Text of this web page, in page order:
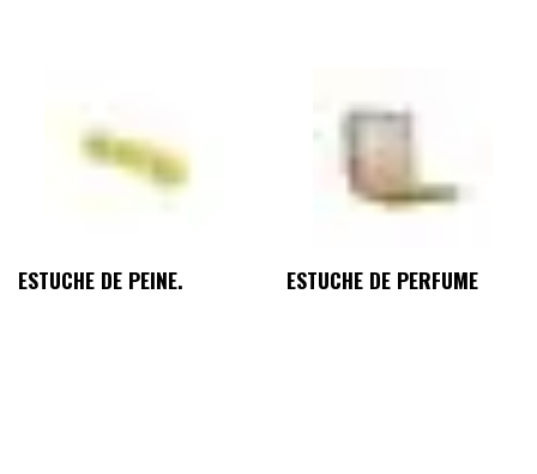
ESTUCHE DE PEINE. ESTUCHE DE PERFUME